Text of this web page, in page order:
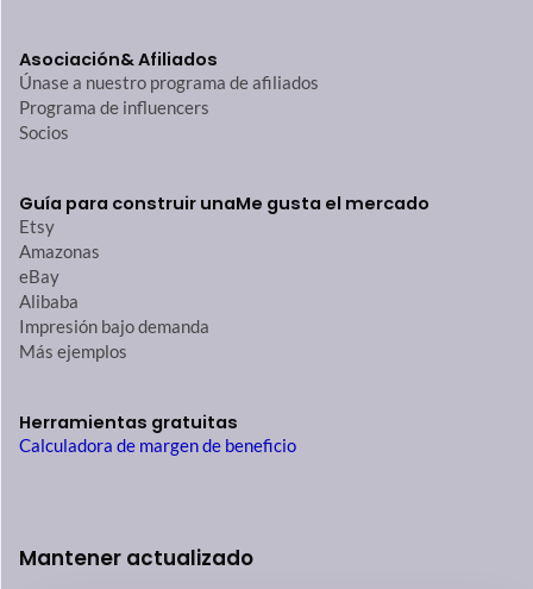
Asociación& Afiliados
Únase a nuestro programa de afiliados
Programa de influencers
Socios
Guía para construir unaMe gusta el mercado
Etsy
Amazonas
eBay
Alibaba
Impresión bajo demanda
Más ejemplos
Herramientas gratuitas
Calculadora de margen de beneficio
Mantener actualizado